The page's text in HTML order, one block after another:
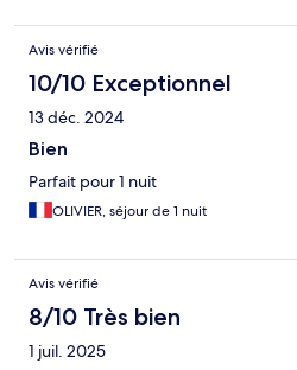
Avis vérifié
10/10 Exceptionnel
13 déc. 2024
Bien
Parfait pour 1 nuit
OLIVIER, séjour de 1 nuit
Avis vérifié
8/10 Très bien
1 juil. 2025